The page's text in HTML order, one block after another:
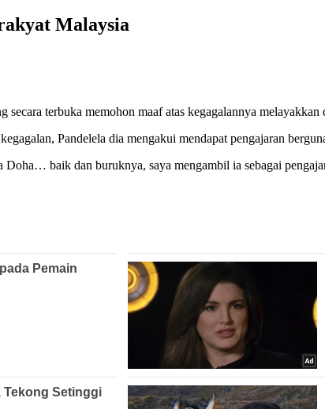
Malaysia
secara terbuka memohon maaf atas kegagalannya
Pandelela dia mengakui mendapat pengajaran
baik dan buruknya, saya mengambil ia sebagai